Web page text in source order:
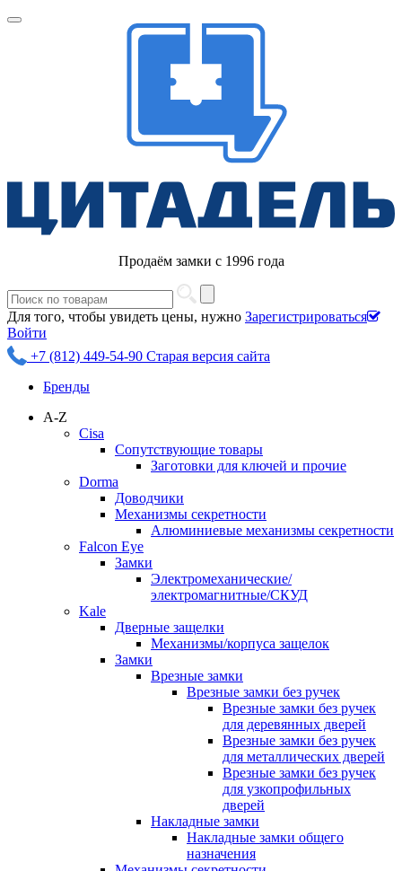
Продаём замки с 1996 года
Для того, чтобы увидеть цены, нужно Зарегистрироваться
Войти
+7 (812) 449-54-90 Старая версия сайта
Бренды
A-Z
Cisa
Сопутствующие товары
Заготовки для ключей и прочие
Dorma
Доводчики
Механизмы секретности
Алюминиевые механизмы секретности
Falcon Eye
Замки
Электромеханические/
электромагнитные/СКУД
Kale
Дверные защелки
Механизмы/корпуса защелок
Замки
Врезные замки
Врезные замки без ручек
Врезные замки без ручек
для деревянных дверей
Врезные замки без ручек
для металлических дверей
Врезные замки без ручек
для узкопрофильных
дверей
Накладные замки
Накладные замки общего
назначения